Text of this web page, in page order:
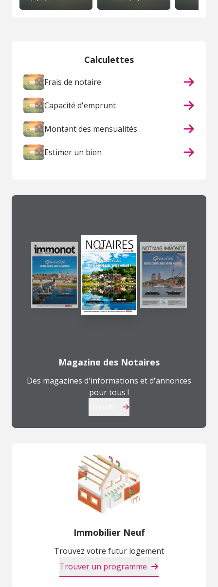
Calculettes
Frais de notaire
Capacité d'emprunt
Montant des mensualités
Estimer un bien
Magazine des Notaires
Des magazines d'informations et d'annonces
pour tous !
Immobilier Neuf
Trouvez votre futur logement
Trouver un programme